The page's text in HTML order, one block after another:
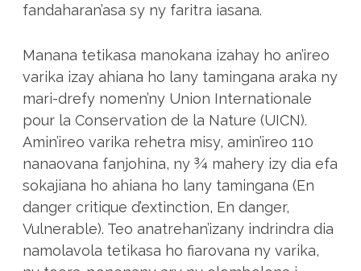
fandaharan’asa sy ny faritra iasana.
Manana tetikasa manokana izahay ho an’ireo
varika izay ahiana ho lany tamingana araka ny
mari-drefy nomen’ny Union Internationale
pour la Conservation de la Nature (UICN).
Amin’ireo varika rehetra misy, amin’ireo 110
nanaovana fanjohina, ny ¾ mahery izy dia efa
sokajiana ho ahiana ho lany tamingana (En
danger critique d’extinction, En danger,
Vulnerable). Teo anatrehan’izany indrindra dia
namolavola tetikasa ho fiarovana ny varika,